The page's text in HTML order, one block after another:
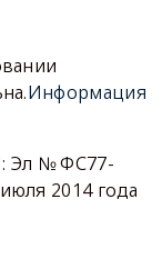
Информация
Эл № ФС77-
2014 года